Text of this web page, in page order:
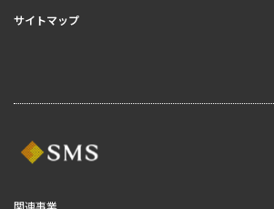
サイトマップ
関連事業